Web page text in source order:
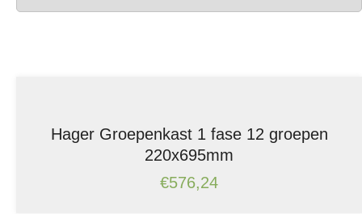
Hager Groepenkast 1 fase 12 groepen
220x695mm
€576,24